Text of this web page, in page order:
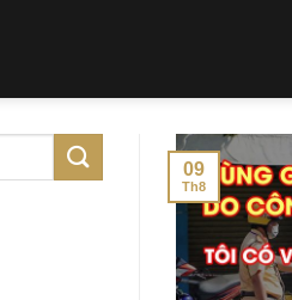
09
Th8